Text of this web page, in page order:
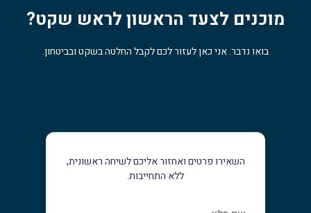
מוכנים לצעד הראשון לראש שקט?
בואו נדבר. אני כאן לעזור לכם לקבל החלטה בשקט ובביטחון.
השאירו פרטים ואחזור אליכם לשיחה ראשונית,
ללא התחייבות.